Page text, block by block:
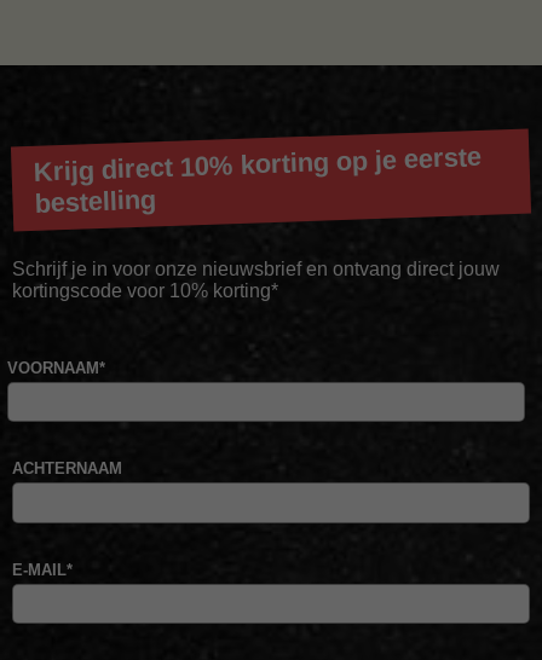
Krijg direct 10% korting op je eerste
bestelling
Schrijf je in voor onze nieuwsbrief en ontvang direct jouw
kortingscode voor 10% korting*
VOORNAAM*
ACHTERNAAM
E-MAIL*